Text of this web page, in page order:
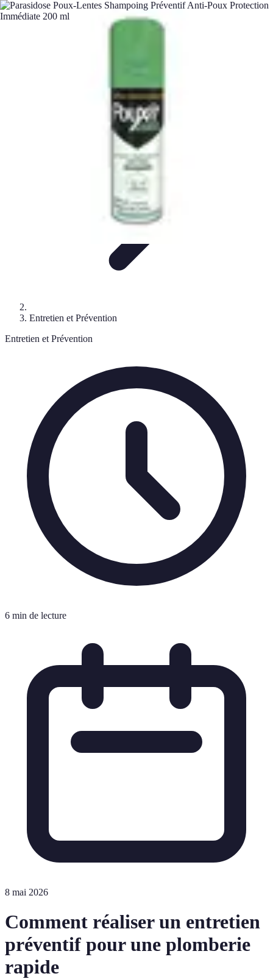
Plomberie Rapide
DépannageOutils et ÉquipementsDépannage et révisions
Dépannage plomberie
Entretien et Prévention
Entretien et Prévention
6 min de lecture
8 mai 2026
Comment réaliser un entretien
préventif pour une plomberie
rapide